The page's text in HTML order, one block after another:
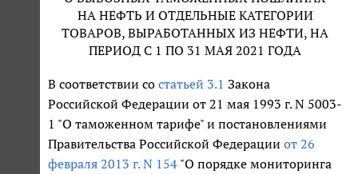
НА НЕФТЬ И ОТДЕЛЬНЫЕ КАТЕГОРИИ
ТОВАРОВ, ВЫРАБОТАННЫХ ИЗ НЕФТИ, НА
ПЕРИОД С 1 ПО 31 МАЯ 2021 ГОДА
В соответствии со статьей 3.1 Закона
Российской Федерации от 21 мая 1993 г. N 5003-
1 "О таможенном тарифе" и постановлениями
Правительства Российской Федерации от 26
февраля 2013 г. N 154 "О порядке мониторинга